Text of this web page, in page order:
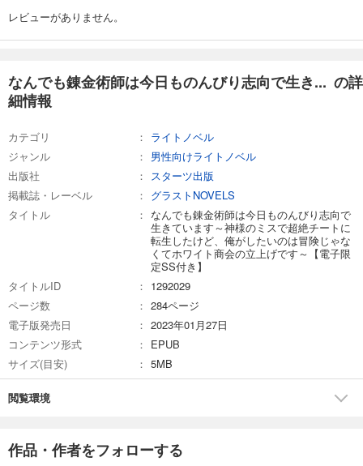
レビューがありません。
なんでも錬金術師は今日ものんびり志向で生き... の詳
細情報
カテゴリ
ライトノベル
ジャンル
男性向けライトノベル
出版社
スターツ出版
掲載誌・レーベル
グラストNOVELS
タイトル
なんでも錬金術師は今日ものんびり志向で
生きています～神様のミスで超絶チートに
転生したけど、俺がしたいのは冒険じゃな
くてホワイト商会の立上げです～【電子限
定SS付き】
タイトルID
1292029
ページ数
284ページ
電子版発売日
2023年01月27日
コンテンツ形式
EPUB
サイズ(目安)
5MB
閲覧環境
作品・作者をフォローする